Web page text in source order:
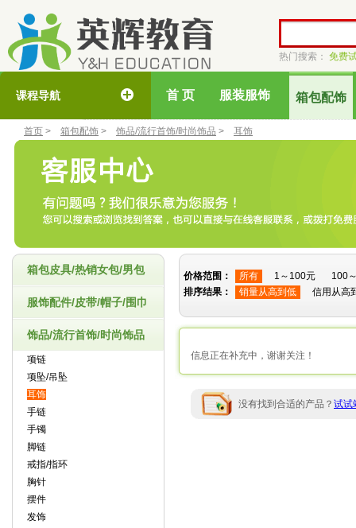
热门搜索： 免费
课程导航 首 页 服装服饰 箱包配饰
首页 > 箱包配饰 > 饰品/流行首饰/时尚饰品 > 耳饰
箱包皮具/热销女包/男包
服饰配件/皮带/帽子/围巾
饰品/流行首饰/时尚饰品
项链
项坠/吊坠
耳饰
手链
手镯
脚链
戒指/指环
胸针
摆件
发饰
价格范围： 所有 1～100元
100
排序结果：
销量从高到低 信用从高
信息正在补充中，谢谢关注！
没有找到合适的产品？ 试试